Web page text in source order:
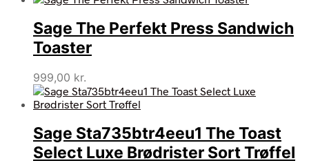
Sage The Perfekt Press Sandwich
Toaster
999,00 kr.
Sage Sta735btr4eeu1 The Toast
Select Luxe Brødrister Sort Trøffel